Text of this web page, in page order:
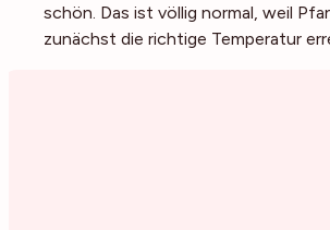
schön. Das ist völlig normal, weil
zunächst die richtige Temperatur